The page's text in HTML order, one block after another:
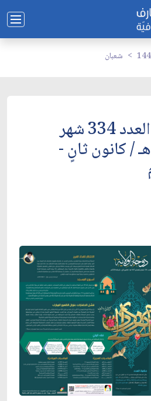
شعبان
دوحة الولاية العدد 334 شهر
شعبان 1447هـ / كانون ثانٍ -